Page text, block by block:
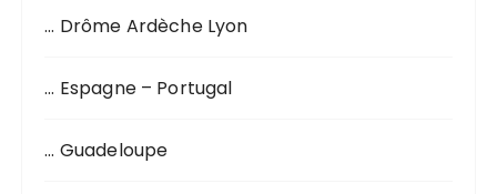
… Drôme Ardèche Lyon
… Espagne – Portugal
… Guadeloupe